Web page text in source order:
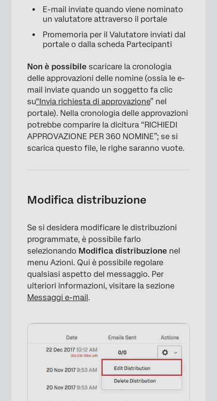
E-mail inviate quando viene nominato
un valutatore attraverso il portale
Promemoria per il Valutatore inviati dal
portale o dalla scheda Partecipanti
Non è possibile scaricare la cronologia
delle approvazioni delle nomine (ossia le e-
mail inviate quando un soggetto fa clic
su“Invia richiesta di approvazione” nel
portale). Nella cronologia delle approvazioni
potrebbe comparire la dicitura “RICHIEDI
APPROVAZIONE PER 360 NOMINE”; se si
scarica questo file, le righe saranno vuote.
Modifica distribuzione
Se si desidera modificare le distribuzioni
programmate, è possibile farlo
selezionando Modifica distribuzione nel
menu Azioni. Qui è possibile regolare
qualsiasi aspetto del messaggio. Per
ulteriori informazioni, visitare la sezione
Messaggi e-mail .